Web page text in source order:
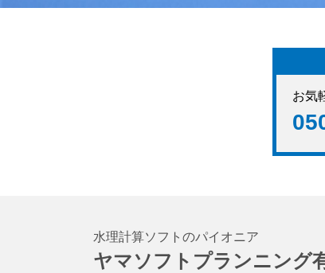
お気
水理計算ソフトのパイオニア
ヤマソフトプランニング